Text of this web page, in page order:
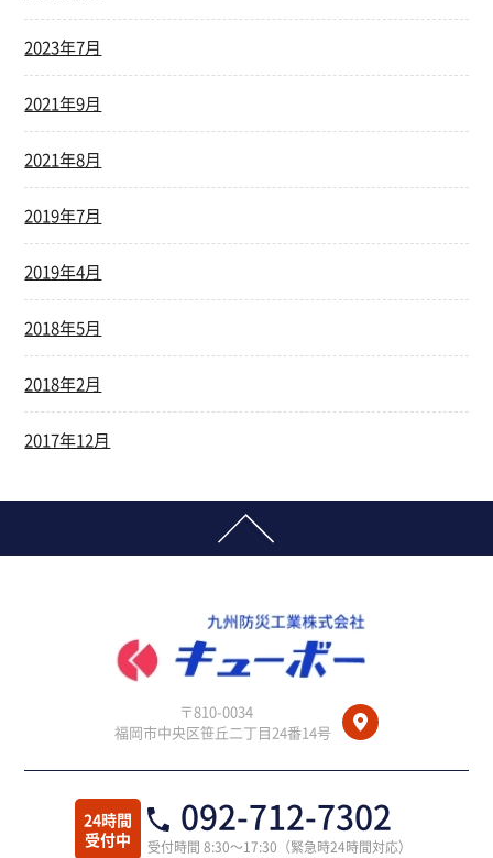
2023年7月
2021年9月
2021年8月
2019年7月
2019年4月
2018年5月
2018年2月
2017年12月
〒810-0034
福岡市中央区笹丘二丁目24番14号
24時間
受付中
092-712-7302
受付時間 8:30～17:30（緊急時24時間対応）